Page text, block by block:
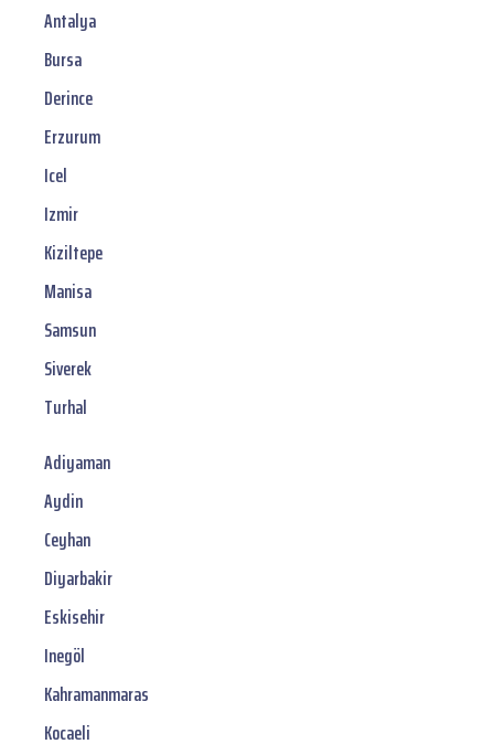
Antalya
Bursa
Derince
Erzurum
Icel
Izmir
Kiziltepe
Manisa
Samsun
Siverek
Turhal
Adiyaman
Aydin
Ceyhan
Diyarbakir
Eskisehir
Inegöl
Kahramanmaras
Kocaeli